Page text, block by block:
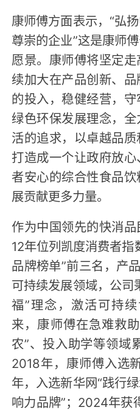
康师傅方面表示，“弘
尊崇的企业”这是康师
愿景。康师傅将坚定
续加大在产品创新、
的投入，稳健经营，
绿色环保发展理念，
活的追求，以卓越品
打造成一个让政府放
者安心的综合性食品
展贡献更多力量。
作为中国领先的快消
12年位列凯度消费者
品牌榜单”前三名，产
可持续发展领域，公司
福”理念，激活可持
来，康师傅在急难救
农”、投入助学等领域
2018年，康师傅入选
年，入选新华网“践行
响力品牌”；2024年获